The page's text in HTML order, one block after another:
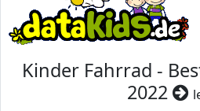
Kinder Fahrrad -
2022